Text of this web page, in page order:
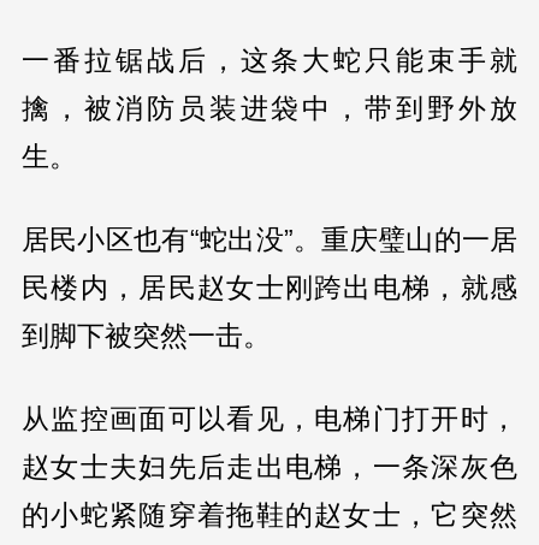
一番拉锯战后，这条大蛇只能束手就
擒，被消防员装进袋中，带到野外放
生。
居民小区也有“蛇出没”。重庆璧山的一居
民楼内，居民赵女士刚跨出电梯，就感
到脚下被突然一击。
从监控画面可以看见，电梯门打开时，
赵女士夫妇先后走出电梯，一条深灰色
的小蛇紧随穿着拖鞋的赵女士，它突然